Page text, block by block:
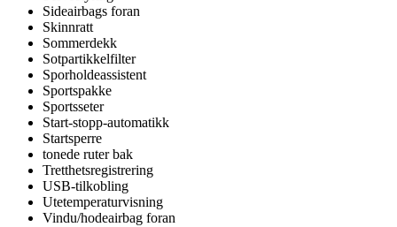
Sideairbags foran
Skinnratt
Sommerdekk
Sotpartikkelfilter
Sporholdeassistent
Sportspakke
Sportsseter
Start-stopp-automatikk
Startsperre
tonede ruter bak
Tretthetsregistrering
USB-tilkobling
Utetemperaturvisning
Vindu/hodeairbag foran